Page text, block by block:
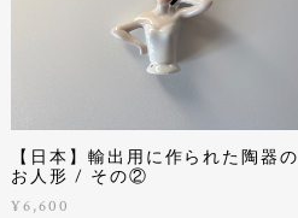
【日本】輸出用に作られた陶器の
お人形 / その②
¥6,600